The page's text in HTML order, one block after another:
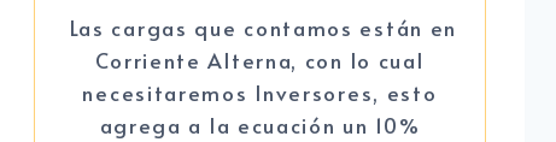
Las cargas que contamos están en
Corriente Alterna, con lo cual
necesitaremos Inversores, esto
agrega a la ecuación un 10%